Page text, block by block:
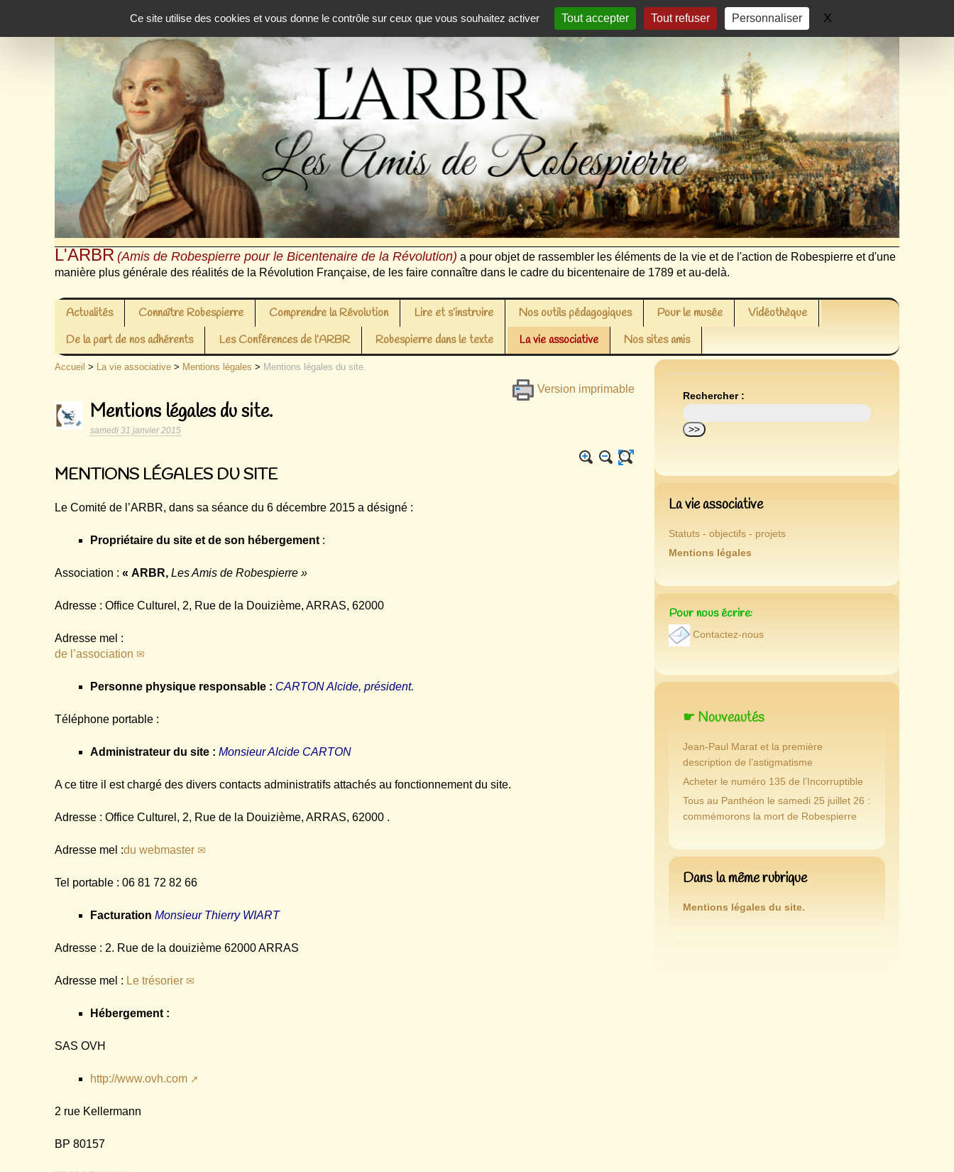
Ce site utilise des cookies et vous donne le contrôle sur ceux que vous souhaitez activer
Tout accepter Tout refuser Personnaliser X
L'ARBR (Amis de Robespierre pour le Bicentenaire de la Révolution) a pour objet de rassembler les éléments de la vie et de l'action de Robespierre et d'une
manière plus générale des réalités de la Révolution Française, de les faire connaître dans le cadre du bicentenaire de 1789 et au-delà.
Actualités Connaître Robespierre Comprendre la Révolution Lire et s’instruire Nos outils pédagogiques Pour le musée
Vidéothèque
De la part de nos adhérents
Les Conférences de l’ARBR Robespierre dans le texte La vie associative Nos sites amis
Accueil > La vie associative > Mentions légales > Mentions légales du site.
Version imprimable
Mentions légales du site.
samedi 31 janvier 2015
MENTIONS LÉGALES DU SITE
Le Comité de l’ARBR, dans sa séance du 6 décembre 2015 a désigné :
Propriétaire du site et de son hébergement :
Association :« ARBR, Les Amis de Robespierre »
Adresse : Office Culturel, 2, Rue de la Douizième, ARRAS, 62000
Adresse mel :
de l’association
Personne physique responsable : CARTON Alcide, président.
Téléphone portable :
Administrateur du site : Monsieur Alcide CARTON
A ce titre il est chargé des divers contacts administratifs attachés au fonctionnement du site.
Adresse : Office Culturel, 2, Rue de la Douizième, ARRAS, 62000 .
Adresse mel :du webmaster
Tel portable : 06 81 72 82 66
Facturation Monsieur Thierry WIART
Adresse : 2. Rue de la douizième 62000 ARRAS
Adresse mel : Le trésorier
Hébergement :
SAS OVH
http://www.ovh.com
2 rue Kellermann
BP 80157
Rechercher :
La vie associative
Statuts - objectifs - projets
Mentions légales
Pour nous écrire:
Contactez-nous
☛ Nouveautés
Jean-Paul Marat et la première
description de l’astigmatisme
Acheter le numéro 135 de l’Incorruptible
Tous au Panthéon le samedi 25 juillet 26 :
commémorons la mort de Robespierre
Dans la même rubrique
Mentions légales du site.